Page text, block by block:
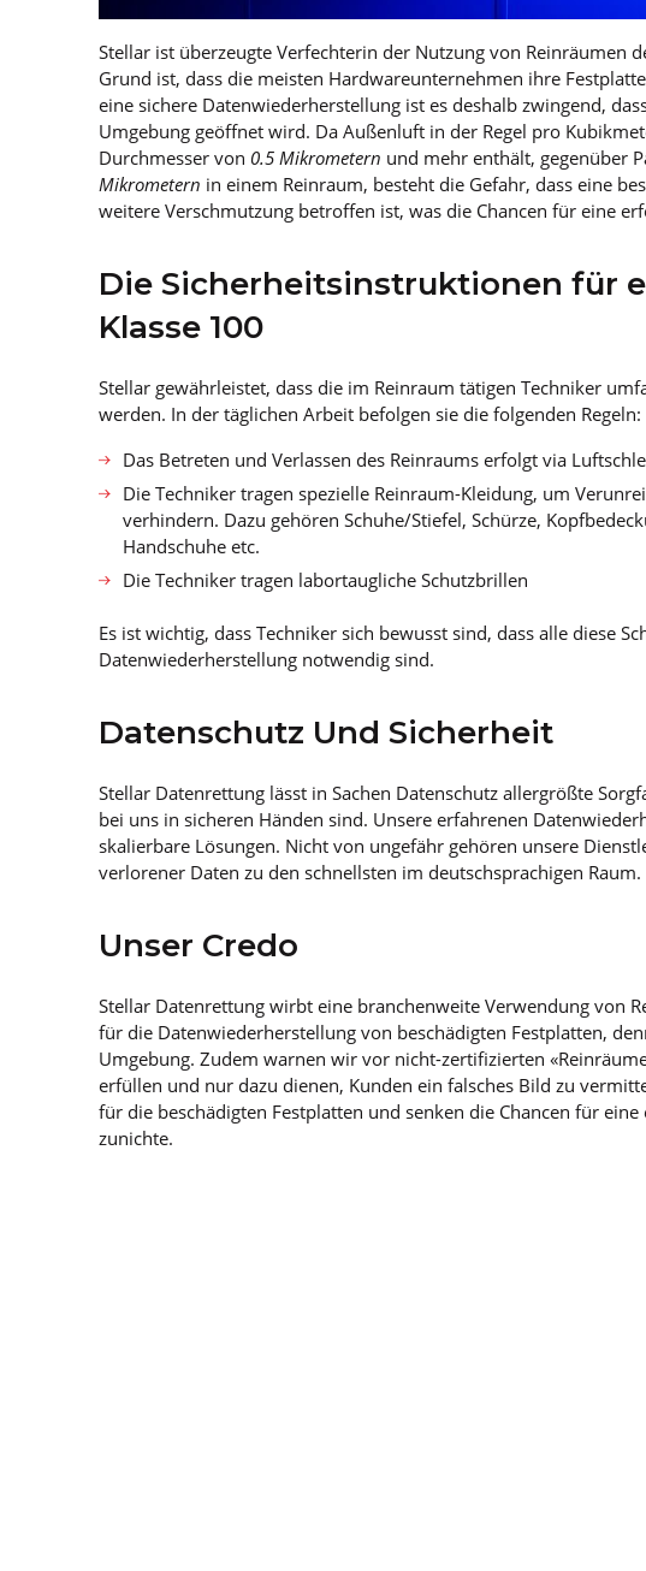
Stellar ist überzeugte Verfechterin der Nutzung von Reinräumen
Grund ist, dass die meisten Hardwareunternehmen ihre
eine sichere Datenwiederherstellung ist es deshalb zwingend,
Umgebung geöffnet wird. Da Außenluft in der Regel pro
Durchmesser von 0.5 Mikrometern und mehr enthält, gegenüber
Mikrometern in einem Reinraum, besteht die Gefahr, dass eine
weitere Verschmutzung betroffen ist, was die Chancen für eine
Die Sicherheitsinstruktionen für
Klasse 100
Stellar gewährleistet, dass die im Reinraum tätigen Techniker
werden. In der täglichen Arbeit befolgen sie die folgenden Regeln:
Das Betreten und Verlassen des Reinraums erfolgt via
Die Techniker tragen spezielle Reinraum-Kleidung, um
verhindern. Dazu gehören Schuhe/Stiefel, Schürze,
Handschuhe etc.
Die Techniker tragen labortaugliche Schutzbrillen
Es ist wichtig, dass Techniker sich bewusst sind, dass alle diese
Datenwiederherstellung notwendig sind.
Datenschutz Und Sicherheit
Stellar Datenrettung lässt in Sachen Datenschutz allergrößte
bei uns in sicheren Händen sind. Unsere erfahrenen
skalierbare Lösungen. Nicht von ungefähr gehören unsere
verlorener Daten zu den schnellsten im deutschsprachigen Raum.
Unser Credo
Stellar Datenrettung wirbt eine branchenweite Verwendung von
für die Datenwiederherstellung von beschädigten Festplatten,
Umgebung. Zudem warnen wir vor nicht-zertifizierten
erfüllen und nur dazu dienen, Kunden ein falsches Bild zu
für die beschädigten Festplatten und senken die Chancen für
zunichte.